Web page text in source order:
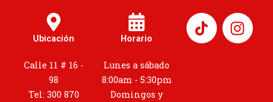
Ubicación
Calle 11 # 16 -
98
Tel: 300 870
Horario
Lunes a sábado
8:00am - 5:30pm
Domingos y
I
n
s